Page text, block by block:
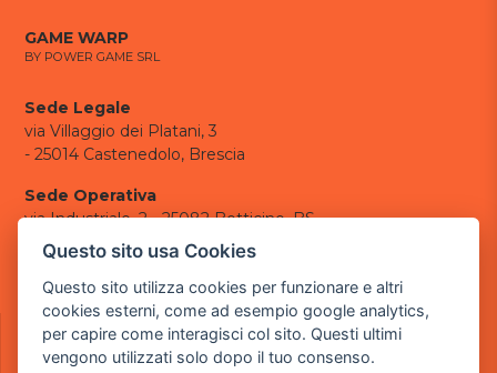
GAME WARP
BY POWER GAME SRL
Sede Legale
via Villaggio dei Platani, 3
- 25014 Castenedolo, Brescia
Sede Operativa
via Industriale, 2 - 25082 Botticino, BS
Partita iva 03308130982
Cod. SDI: USAL8PV
CONTATTI
e-mail:info@powergame.it
Questo sito usa Cookies
Questo sito utilizza cookies per funzionare e altri
cookies esterni, come ad esempio google analytics,
per capire come interagisci col sito. Questi ultimi
vengono utilizzati solo dopo il tuo consenso.